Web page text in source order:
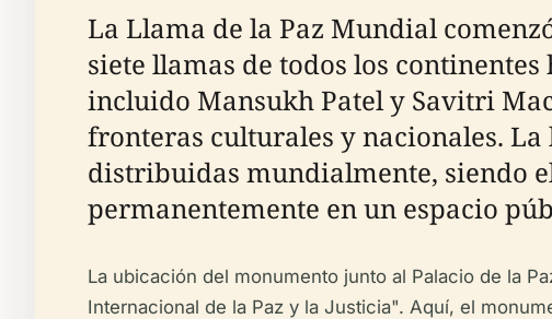
La Llama de la Paz Mundial
siete llamas de todos los
incluido Mansukh Patel y Savitri
fronteras culturales y nacionales.
distribuidas mundialmente, siendo
permanentemente en un espacio
La ubicación del monumento junto al Palacio de la
Internacional de la Paz y la Justicia". Aquí, el